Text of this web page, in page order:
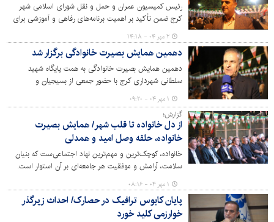
رئیس کمیسیون عمران و حمل و نقل شورای اسلامی شهر
کرج ضمن تأکید بر اهمیت برنامه‌های رفاهی و آموزشی برای
کارکنان و خانواده‌های‌شان، از تداوم و تقویت این رویدادها
خبر داد.
۲ مهر ۰۴ - ۱۴:۱۸
دهمین همایش بصیرت خانوادگی برگزار شد
دهمین همایش بصیرت خانوادگی به همت پایگاه شهید
سلطانی شهرداری کرج با حضور جمعی از بسیجیان و
خانواده‌های آنان روز شنبه در بوستان بانوان جهانشهر برگزار
شد.
۱ مهر ۰۴ - ۰۹:۲۰
گزارش؛
از دل خانواده تا قلب شهر/ همایش بصیرت
خانواده، حلقه وصل امید و همدلی
خانواده، کوچک‌ترین و مهم‌ترین نهاد اجتماعی‌ست که بنیان
سلامت، آرامش و موفقیت هر جامعه‌ای بر آن استوار است.
وقتی اعضای خانواده درک درست و بصیرتی عمیق نسبت به
نقش خود در زندگی مشترک داشته باشند، نه تنها زندگی خود
را زیباتر می‌کنند، بلکه به رشد و تعالی کل جامعه نیز کمک
می‌کنند.
۱ مهر ۰۴ - ۰۸:۱۶
پایان کابوس ترافیک در حصارک/ احداث زیرگذر
خوارزمی کلید ‌خورد